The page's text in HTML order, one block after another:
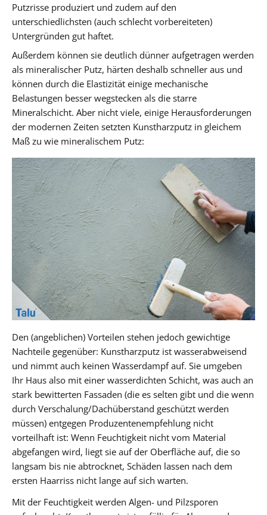
Putzrisse produziert und zudem auf den
unterschiedlichsten (auch schlecht vorbereiteten)
Untergründen gut haftet.
Außerdem können sie deutlich dünner aufgetragen werden
als mineralischer Putz, härten deshalb schneller aus und
können durch die Elastizität einige mechanische
Belastungen besser wegstecken als die starre
Mineralschicht. Aber nicht viele, einige Herausforderungen
der modernen Zeiten setzten Kunstharzputz in gleichem
Maß zu wie mineralischem Putz:
Den (angeblichen) Vorteilen stehen jedoch gewichtige
Nachteile gegenüber: Kunstharzputz ist wasserabweisend
und nimmt auch keinen Wasserdampf auf. Sie umgeben
Ihr Haus also mit einer wasserdichten Schicht, was auch an
stark bewitterten Fassaden (die es selten gibt und die wenn
durch Verschalung/Dachüberstand geschützt werden
müssen) entgegen Produzentenempfehlung nicht
vorteilhaft ist: Wenn Feuchtigkeit nicht vom Material
abgefangen wird, liegt sie auf der Oberfläche auf, die so
langsam bis nie abtrocknet, Schäden lassen nach dem
ersten Haarriss nicht lange auf sich warten.
Mit der Feuchtigkeit werden Algen- und Pilzsporen